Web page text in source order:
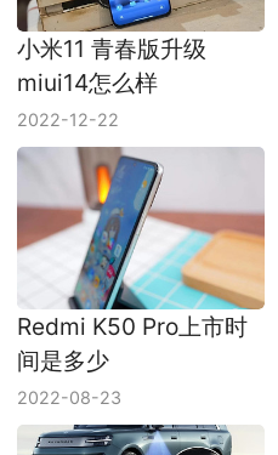
小米11 青春版升级
miui14怎么样
2022-12-22
Redmi K50 Pro上市时
间是多少
2022-08-23